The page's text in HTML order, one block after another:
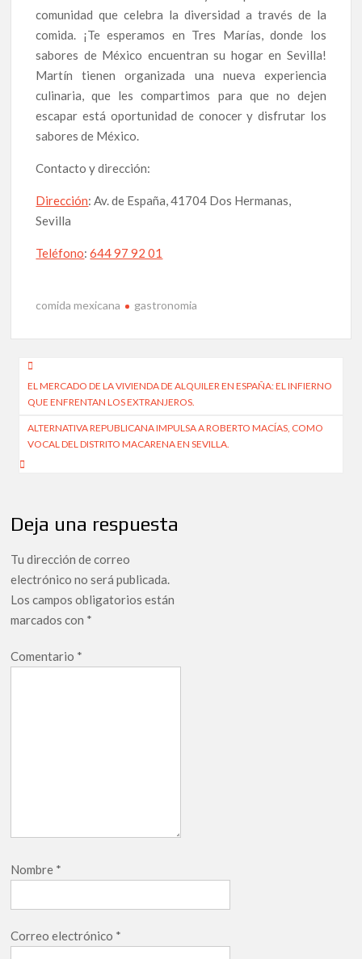
comunidad que celebra la diversidad a través de la
comida. ¡Te esperamos en Tres Marías, donde los
sabores de México encuentran su hogar en Sevilla!
Martín tienen organizada una nueva experiencia
culinaria, que les compartimos para que no dejen
escapar está oportunidad de conocer y disfrutar los
sabores de México.
Contacto y dirección:
Dirección: Av. de España, 41704 Dos Hermanas,
Sevilla
Teléfono:644 97 92 01
comida mexicana gastronomia
Navegación
de
entradas
EL MERCADO DE LA VIVIENDA DE ALQUILER EN ESPAÑA: EL INFIERNO
QUE ENFRENTAN LOS EXTRANJEROS.
ALTERNATIVA REPUBLICANA IMPULSA A ROBERTO MACÍAS, COMO
VOCAL DEL DISTRITO MACARENA EN SEVILLA.
Deja una respuesta
Tu dirección de correo
electrónico no será publicada.
Los campos obligatorios están
marcados con *
Comentario *
Nombre *
Correo electrónico *